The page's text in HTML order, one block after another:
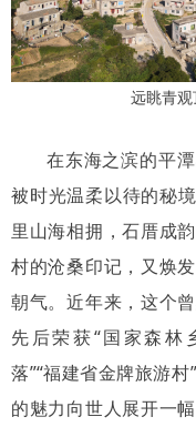
远眺青
在东海之滨的平
被时光温柔以待的秘
里山海相拥，石厝成
村的沧桑印记，又焕
朝气。近年来，这个
先后荣获“国家森林
落”“福建省金牌旅游
的魅力向世人展开一